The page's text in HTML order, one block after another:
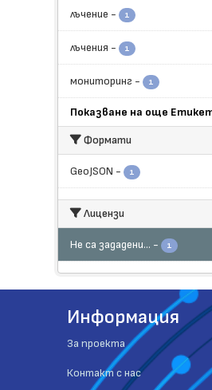
лъчение - 1
лъчения - 1
мониторинг - 1
Показване на още
Формати
GeoJSON - 1
Лицензи
Не са зададени... - 1
Информация
За проекта
Контакт с нас